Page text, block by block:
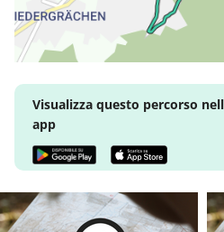
Visualizza questo percorso
app